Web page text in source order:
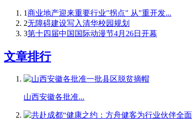
1商业地产迎来重要行业"拐点" 从"重开发...
2无障碍建设写入清华校园规划
3第十四届中国国际动漫节4月26日开幕
文章排行
山西安徽各批准...